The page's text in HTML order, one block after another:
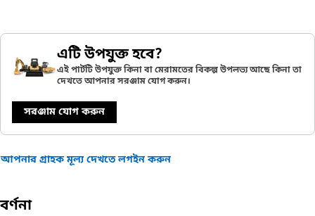
এটি উপযুক্ত হবে?
এই পার্টটি উপযুক্ত কিনা বা মেরামতের বিকল্প উপলভ্য আছে কিনা তা
দেখতে আপনার সরঞ্জাম যোগ করুন।
সরঞ্জাম যোগ করুন
আপনার গ্রাহক মূল্য দেখতে লগইন করুন
বর্ণনা